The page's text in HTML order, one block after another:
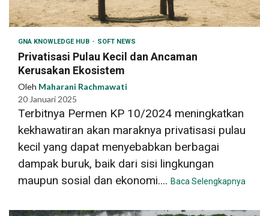
GNA KNOWLEDGE HUB SOFT NEWS
Privatisasi Pulau Kecil dan Ancaman
Kerusakan Ekosistem
Oleh Maharani Rachmawati
20 Januari 2025
Terbitnya Permen KP 10/2024 meningkatkan
kekhawatiran akan maraknya privatisasi pulau
kecil yang dapat menyebabkan berbagai
dampak buruk, baik dari sisi lingkungan
maupun sosial dan ekonomi.... Baca Selengkapnya